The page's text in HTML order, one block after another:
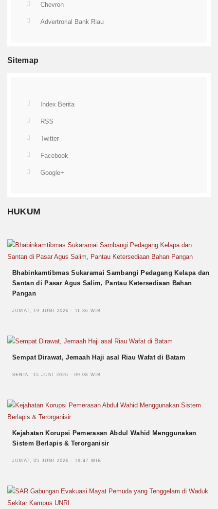
Chevron
Advertrorial Bank Riau
Sitemap
Index Berita
RSS
Twitter
Facebook
Google+
HUKUM
Bhabinkamtibmas Sukaramai Sambangi Pedagang Kelapa dan
Santan di Pasar Agus Salim, Pantau Ketersediaan Bahan
Pangan
JUMAT, 19 JUNI 2026 - 11:36 WIB
Sempat Dirawat, Jemaah Haji asal Riau Wafat di Batam
SENIN, 15 JUNI 2026 - 09:08 WIB
Kejahatan Korupsi Pemerasan Abdul Wahid Menggunakan
Sistem Berlapis & Terorganisir
JUMAT, 05 JUNI 2026 - 19:47 WIB